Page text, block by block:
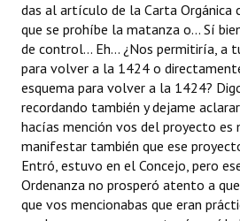
das al artículo de la Carta Orgánica
que se prohíbe la matanza o... Sí
de control... Eh... ¿Nos permitiría, a
para volver a la 1424 o
esquema para volver a la 1424?
recordando también y dejame
hacías mención vos del proyecto es
manifestar también que ese
Entró, estuvo en el Concejo, pero
Ordenanza no prosperó atento a
que vos mencionabas que eran